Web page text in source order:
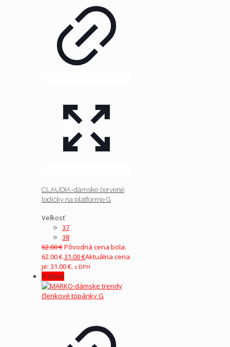
CLAUDIA-dámske červené
lodičky na platforme G
Veľkosť
37
38
62.00€Pôvodná cena bola:
62.00 €.31.00€Aktuálna cena
je: 31.00 €. s DPH
V zľave